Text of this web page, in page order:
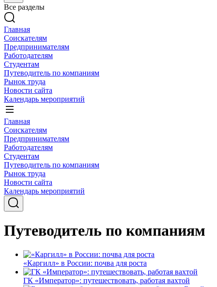
Все разделы
Главная
Соискателям
Предпринимателям
Работодателям
Студентам
Путеводитель по компаниям
Рынок труда
Новости сайта
Календарь мероприятий
Главная
Соискателям
Предпринимателям
Работодателям
Студентам
Путеводитель по компаниям
Рынок труда
Новости сайта
Календарь мероприятий
Путеводитель по компаниям
«Каргилл» в России: почва для роста
ГК «Император»: путешествовать, работая вахтой